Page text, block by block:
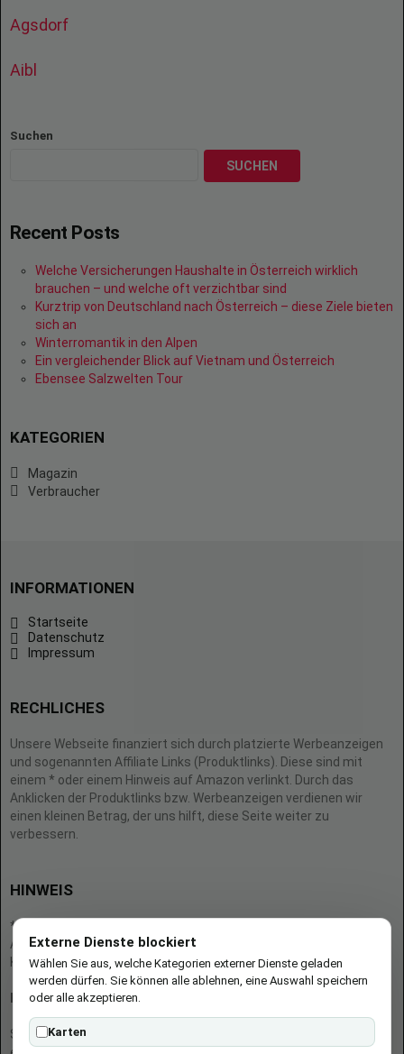
Agsdorf
Aibl
Suchen
SUCHEN
Recent Posts
Welche Versicherungen Haushalte in Österreich wirklich
brauchen – und welche oft verzichtbar sind
Kurztrip von Deutschland nach Österreich – diese Ziele bieten
sich an
Winterromantik in den Alpen
Ein vergleichender Blick auf Vietnam und Österreich
Ebensee Salzwelten Tour
KATEGORIEN
Magazin
Verbraucher
INFORMATIONEN
Startseite
Datenschutz
Impressum
RECHLICHES
Unsere Webseite finanziert sich durch platzierte Werbeanzeigen
und sogenannten Affiliate Links (Produktlinks). Diese sind mit
einem * oder einem Hinweis auf Amazon verlinkt. Durch das
Anklicken der Produktlinks bzw. Werbeanzeigen verdienen wir
einen kleinen Betrag, der uns hilft, diese Seite weiter zu
verbessern.
HINWEIS
* = Afilliate-Link (=Werbung)
Als Amazon-Partner verdient der Seitenbetreiber an qualifizierten
Käufen.
Hinweis zu Preisen und Verfügbarkeiten
Sofern Produktpreise und Verfügbarkeiten angezeigt werden,
Externe Dienste blockiert
Wählen Sie aus, welche Kategorien externer Dienste geladen
werden dürfen. Sie können alle ablehnen, eine Auswahl speichern
oder alle akzeptieren.
Karten